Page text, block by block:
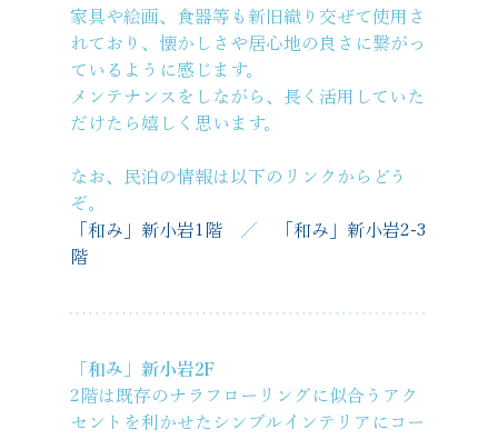
家具や絵画、食器等も新旧織り交ぜて使用さ
れており、懐かしさや居心地の良さに繋がっ
ているように感じます。
メンテナンスをしながら、長く活用していた
だけたら嬉しく思います。
なお、民泊の情報は以下のリンクからどう
ぞ。
「和み」新小岩1階 ／
「和み」新小岩2-3
階
「和み」新小岩2F
2階は既存のナラフローリングに似合うアク
セントを利かせたシンプルインテリアにコー